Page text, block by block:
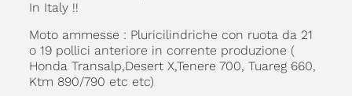
In Italy !!
Moto ammesse : Pluricilindriche con ruota da 21
o 19 pollici anteriore in corrente produzione (
Honda Transalp,Desert X,Tenere 700, Tuareg 660,
Ktm 890/790 etc etc)